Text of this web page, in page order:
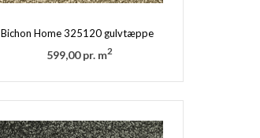
Bichon Home 325120 gulvtæppe
599,00 pr. m2